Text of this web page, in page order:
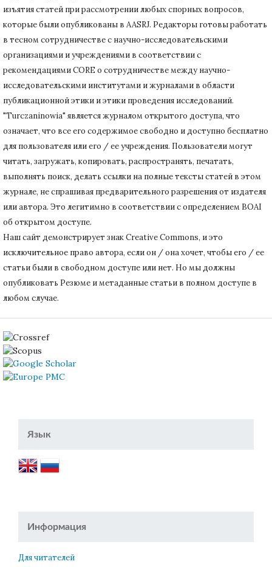
изъятия статей при рассмотрении любых спорных вопросов,
которые были опубликованы в AASRJ. Редакторы готовыработать
в тесном сотрудничестве с научно-исследовательскими
организациями и учреждениями в соответствии с
рекомендациями CORE о сотрудничестве между научно-
исследовательскими институтами и журналами в области
публикационной этики и этики проведения исследований.
"Turczaninowia" является журналом открытого доступа, что
означает, что все его содержимое свободно и доступно бесплатно
для пользователя или его / ее учреждения. Пользователи могут
читать, загружать, копировать, распространять, печатать,
выполнять поиск, делать ссылки на полные тексты статей в этом
журнале, не спрашивая предварительного разрешения от издателя
или автора. Это легитимно в соответствии с определением BOAI
об открытом доступе.
Наш сайт демонстрирует знак Creative Commons, и это
исключительное право автора, если он / она хочет, чтобы его / ее
статьи были в свободном доступе или нет. Но мы должны
опубликовать Резюме и метаданные статьи в полном доступе в
любом случае.
Язык
Информация
Для читателей